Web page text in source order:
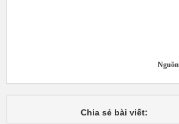
Chia sẻ bài viết: